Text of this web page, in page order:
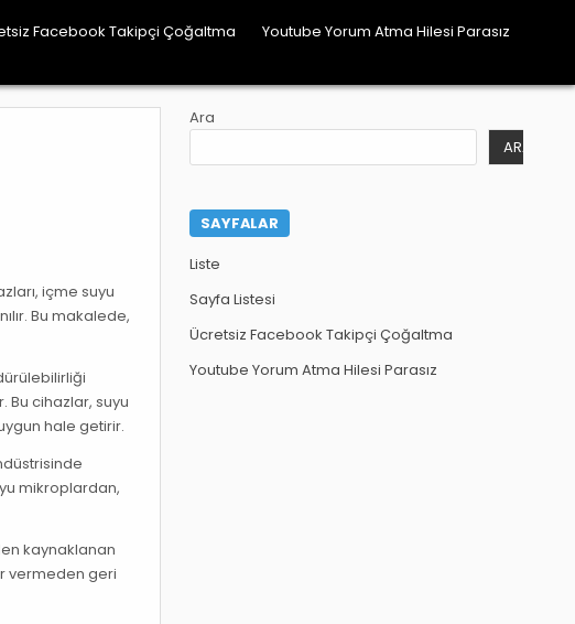
Facebook Takipçi Çoğaltma Youtube Yorum Atma Hilesi Parasız
içme suyu
Bu makalede,
Bu cihazlar, suyu
hale getirir.
mikroplardan,
kaynaklanan
vermeden geri
Ara
ARA
SAYFALAR
Liste
Sayfa Listesi
Ücretsiz Facebook Takipçi Çoğaltma
Youtube Yorum Atma Hilesi Parasız